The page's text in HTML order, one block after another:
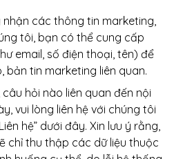
nhận các thông tin marketing,
tôi, bạn có thể cung cấp
email, số điện thoại, tên) để
tin marketing liên quan.
hỏi nào liên quan đến nội
vui lòng liên hệ với chúng tôi
hệ” dưới đây. Xin lưu ý rằng,
chỉ thu thập các dữ liệu thuộc